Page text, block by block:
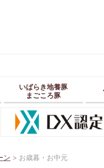
いばらき地養豚
まごころ豚
ン > お歳暮・お中元